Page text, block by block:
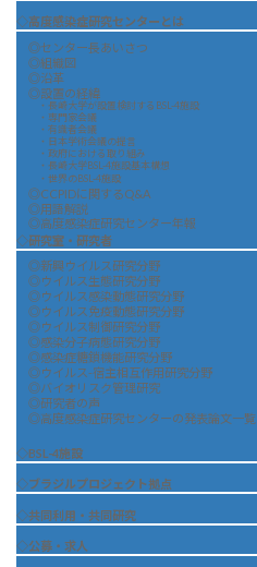
◇高度感染症研究センターとは
◎センター長あいさつ
◎組織図
◎沿革
◎設置の経緯
・長崎大学が設置検討するBSL-4施設
・専門家会議
・有識者会議
・日本学術会議の提言
・政府における取り組み
・長崎大学BSL-4施設基本構想
・世界のBSL-4施設
◎CCPIDに関するQ&A
◎用語解説
◎高度感染症研究センター年報
◇研究室・研究者
◎新興ウイルス研究分野
◎ウイルス生態研究分野
◎ウイルス感染動態研究分野
◎ウイルス免疫動態研究分野
◎ウイルス制御研究分野
◎感染分子病態研究分野
◎感染症糖鎖機能研究分野
◎ウイルス-宿主相互作用研究分野
◎バイオリスク管理研究
◎研究者の声
◎高度感染症研究センターの発表論文一覧
◇BSL-4施設
◇ブラジルプロジェクト拠点
◇共同利用・共同研究
◇公募・求人